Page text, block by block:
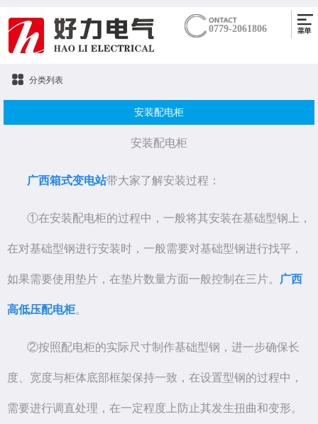
0779-2061806
分类列表
安装配电柜
安装配电柜
广西箱式变电站带大家了解安装过程：
①在安装配电柜的过程中，一般将其安装在基础型钢上，
在对基础型钢进行安装时，一般需要对基础型钢进行找平，
如果需要使用垫片，在垫片数量方面一般控制在三片。 广西
高低压配电柜。
②按照配电柜的实际尺寸制作基础型钢，进一步确保长
度、宽度与柜体底部框架保持一致，在设置型钢的过程中，
需要进行调直处理，在一定程度上防止其发生扭曲和变形。